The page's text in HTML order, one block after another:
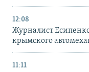
12:08
Журналист
крымского
11:11